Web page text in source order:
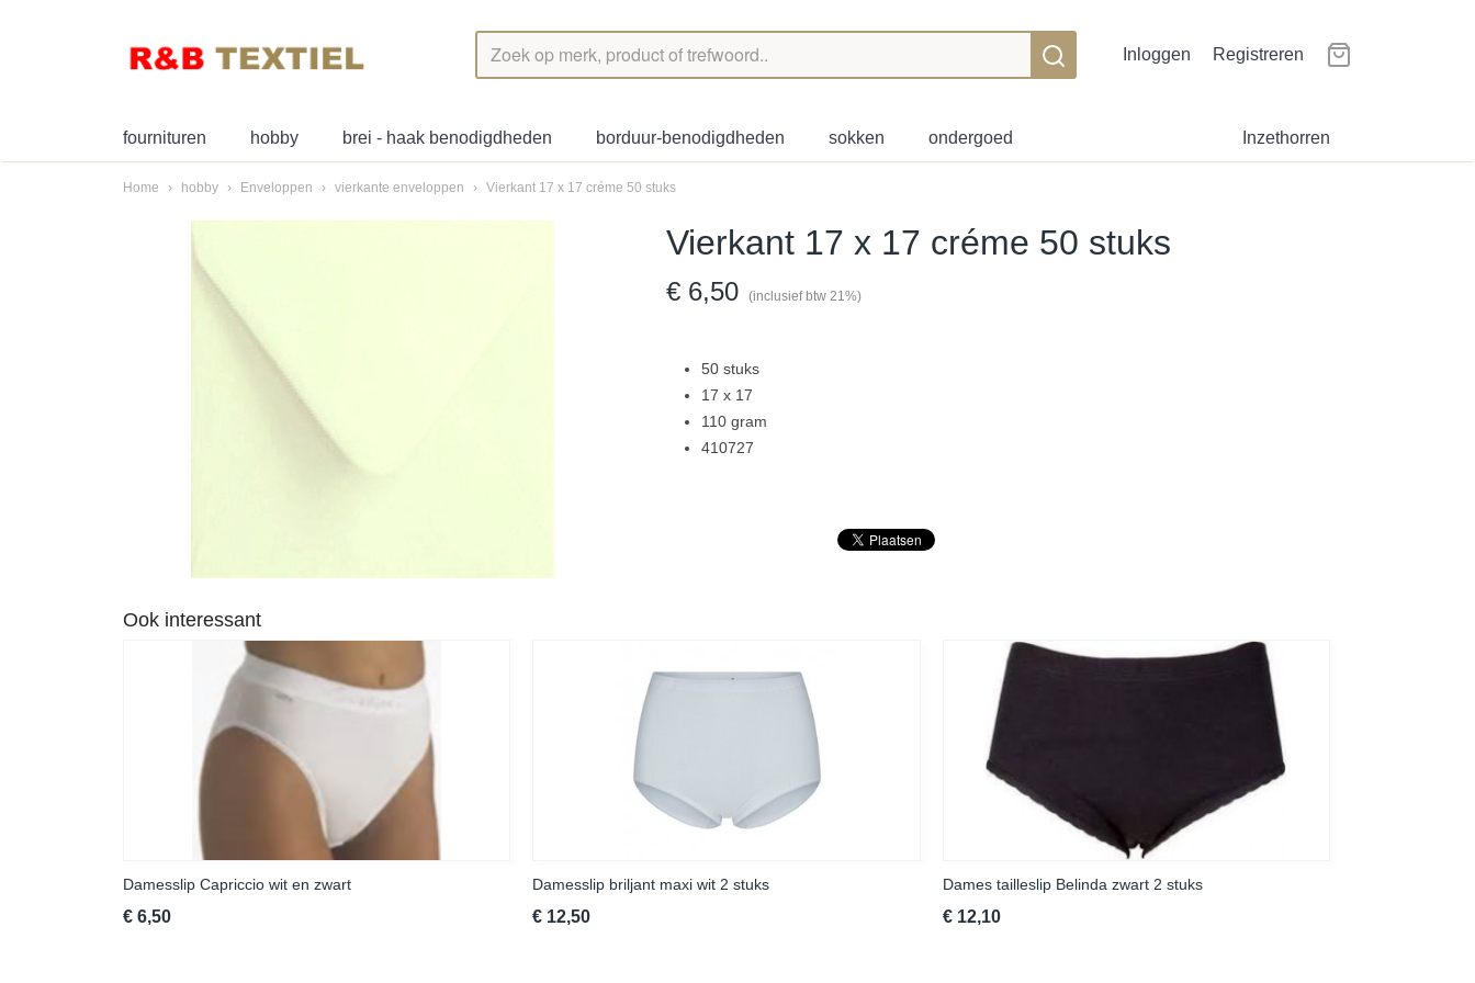
Inloggen Registreren
Inzethorren
fournituren hobby brei - haak benodigdheden borduur-benodigdheden sokken ondergoed
Home › hobby › Enveloppen › vierkante enveloppen › Vierkant 17 x 17 créme 50 stuks
Vierkant 17 x 17 créme 50 stuks
€ 6,50 (inclusief btw 21%)
50 stuks
17 x 17
110 gram
410727
Ook interessant
Damesslip Capriccio wit en zwart
€ 6,50
Damesslip briljant maxi wit 2 stuks
€ 12,50
Dames tailleslip Belinda zwart 2 stuks
€ 12,10